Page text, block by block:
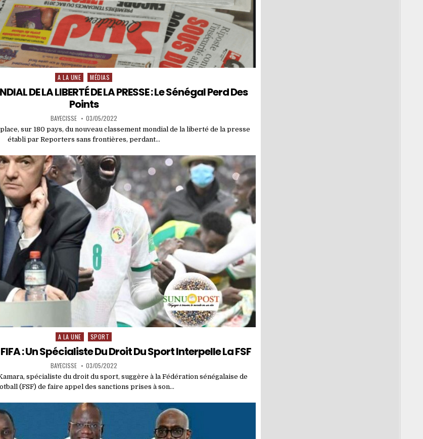
Posted
in
A LA UNE MÉDIAS
DE LA LIBERTÉ DE LA PRESSE : Le Sénégal Perd Des
Points
BAYECISSE 03/05/2022
sur 180 pays, du nouveau classement mondial de la liberté de la presse
établi par Reporters sans frontières, perdant…
Posted
in
A LA UNE SPORT
FIFA : Un Spécialiste Du Droit Du Sport Interpelle La FSF
BAYECISSE 03/05/2022
spécialiste du droit du sport, suggère à la Fédération sénégalaise de
(FSF) de faire appel des sanctions prises à son…